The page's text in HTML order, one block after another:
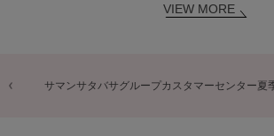
VIEW MORE
商品に関するお詫びとお知らせ